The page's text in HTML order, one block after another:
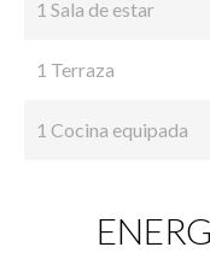
1 Sala de estar
1 Terraza
1 Cocina equipada